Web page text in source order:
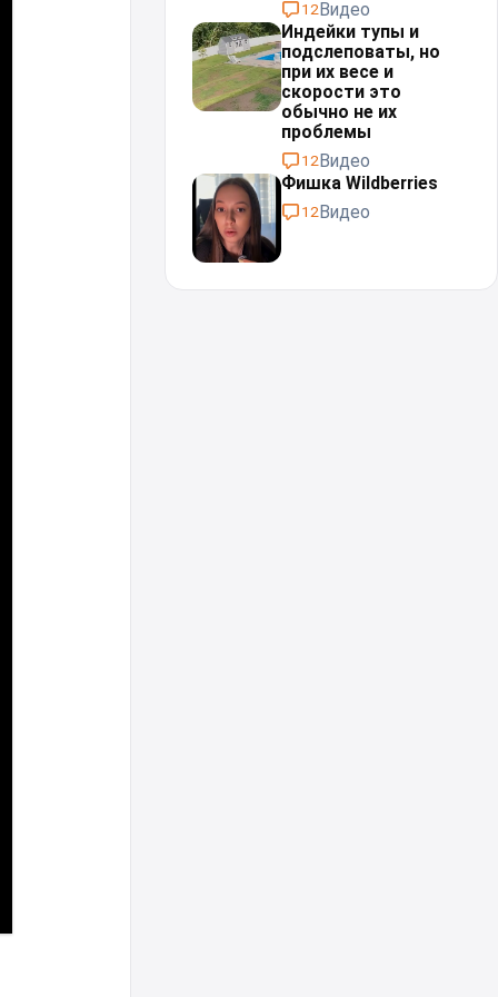
12Видео
Индейки тупы и
подслеповаты, но
при их весе и
скорости это
обычно не их
проблемы⁠⁠
12Видео
Фишка Wildberries
12Видео